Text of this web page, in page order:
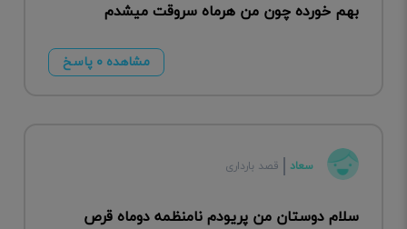
بهم خورده چون من هرماه سروقت میشدم
مشاهده ۰ پاسخ
سعاد قصد بارداری
سلام دوستان من پریودم نامنظمه دوماه قرص